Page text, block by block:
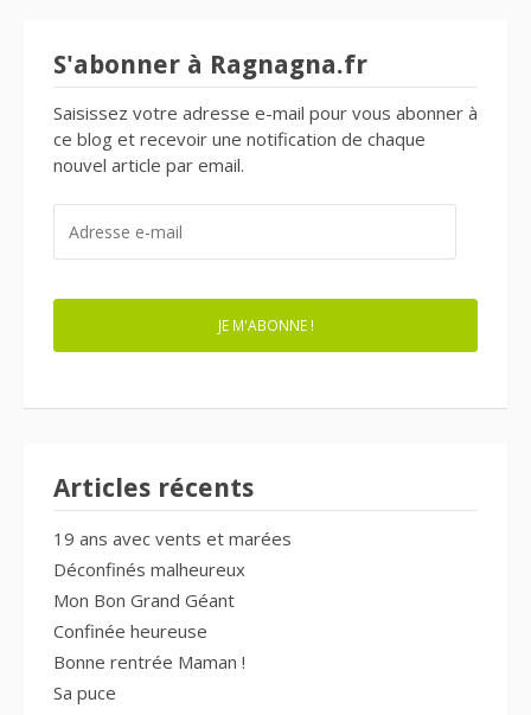
S'abonner à Ragnagna.fr
Saisissez votre adresse e-mail pour vous abonner à
ce blog et recevoir une notification de chaque
nouvel article par email.
MAIL
JE M'ABONNE !
Articles récents
19 ans avec vents et marées
Déconfinés malheureux
Mon Bon Grand Géant
Confinée heureuse
Bonne rentrée Maman !
Sa puce